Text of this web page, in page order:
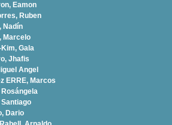
Eamon
Ruben
Nadí­n
Marcelo
Gala
Jhafis
Angel
ERRE, Marcos
Rosángela
Santiago
Dario